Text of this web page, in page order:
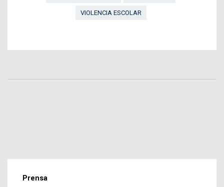
VIOLENCIA ESCOLAR
Prensa